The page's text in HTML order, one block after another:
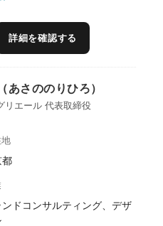
やパッケージデザイン、広告文
支援、インフルエンサーマーケ
戦略を立案・実行、SNSやWeb
活用した販促活動）、④人材育
など様々な形で6次産業化に取
産業者等の皆様を支援して行き
おります。また、ブランドマネ
、プラクティショナー（インタ
ディング）の資格を活用したブ
の支援も行ってまいります。
詳細を確認する
あさののりひろ）
リエール 代表取締役
地
都
ンドコンサルティング、デザ